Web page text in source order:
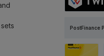
PostFinance